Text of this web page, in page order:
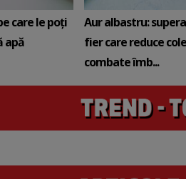
care le poți
apă
Aur albastru:
fier care reduce
combate îmb...